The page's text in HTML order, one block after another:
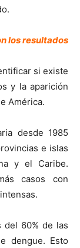
los resultados
si existe
y la aparición
América.
desde 1985
e islas
y el Caribe.
casos con
del 60% de las
dengue. Esto